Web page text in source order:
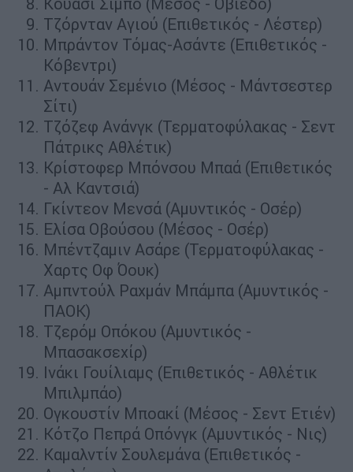
Τζόρνταν Αγιού (Επιθετικός - Λέστερ)
Μπράντον Τόμας-Ασάντε (Επιθετικός -
Κόβεντρι)
Αντουάν Σεμένιο (Μέσος - Μάντσεστερ
Σίτι)
Τζόζεφ Ανάνγκ (Τερματοφύλακας - Σεντ
Πάτρικς Αθλέτικ)
Κρίστοφερ Μπόνσου Μπαά (Επιθετικός
- Αλ Καντσιά)
Γκίντεον Μενσά (Αμυντικός - Οσέρ)
Ελίσα Οβούσου (Μέσος - Οσέρ)
Μπέντζαμιν Ασάρε (Τερματοφύλακας -
Χαρτς Οφ Όουκ)
Αμπντούλ Ραχμάν Μπάμπα (Αμυντικός -
ΠΑΟΚ)
Τζερόμ Οπόκου (Αμυντικός -
Μπασακσεχίρ)
Ινάκι Γουίλιαμς (Επιθετικός - Αθλέτικ
Μπιλμπάο)
Ογκουστίν Μποακί (Μέσος - Σεντ Ετιέν)
Κότζο Πεπρά Οπόνγκ (Αμυντικός - Νις)
Καμαλντίν Σουλεμάνα (Επιθετικός -